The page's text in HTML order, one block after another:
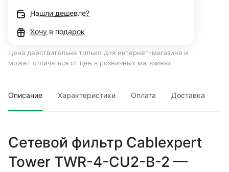
Нашли дешевле?
Хочу в подарок
Цена действительна только для интернет-магазина и
может отличаться от цен в розничных магазинах
Описание Характеристики Оплата Доставка
Сетевой фильтр Cablexpert
Tower TWR-4-CU2-B-2 —